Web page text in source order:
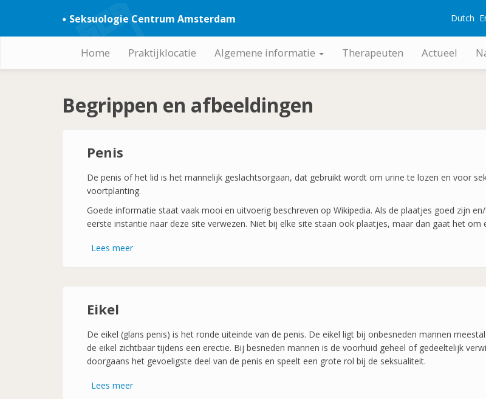
Seksuologie Centrum Amsterdam Dutch
Hoofdnavigatie
Home Praktijklocatie Algemene informatie Therapeuten Actueel
Begrippen en afbeeldingen
Penis
De penis of het lid is het mannelijk geslachtsorgaan, dat gebruikt wordt om urine te lozen en voor
voortplanting.
Goede informatie staat vaak mooi en uitvoerig beschreven op Wikipedia. Als de plaatjes goed zijn
eerste instantie naar deze site verwezen. Niet bij elke site staan ook plaatjes, maar dan gaat het om
Lees meerover
Eikel
De eikel (glans penis) is het ronde uiteinde van de penis. De eikel ligt bij onbesneden mannen
de eikel zichtbaar tijdens een erectie. Bij besneden mannen is de voorhuid geheel of gedeeltelijk
doorgaans het gevoeligste deel van de penis en speelt een grote rol bij de seksualiteit.
Lees meerover